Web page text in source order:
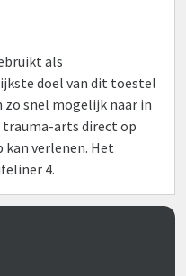
als
doel van dit toestel
zo snel mogelijk naar in
trauma-arts direct op
kan verlenen. Het
4.